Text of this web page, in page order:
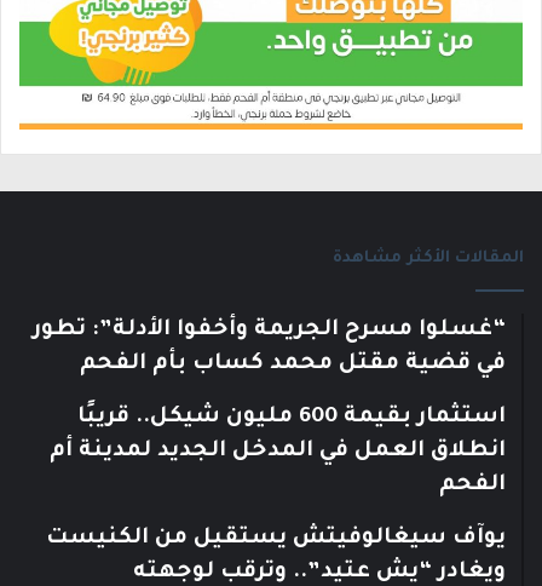
المقالات الأكثر مشاهدة
“غسلوا مسرح الجريمة وأخفوا الأدلة”: تطور
في قضية مقتل محمد كساب بأم الفحم
استثمار بقيمة 600 مليون شيكل.. قريبًا
انطلاق العمل في المدخل الجديد لمدينة أم
الفحم
يوآف سيغالوفيتش يستقيل من الكنيست
ويغادر “يش عتيد”.. وترقب لوجهته